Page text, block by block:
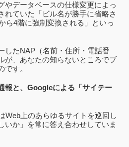
やデータベースの仕様変更によっ
れていた「ビル名が勝手に省略さ
ら4階に強制変換される」といっ
したNAP（名前・住所・電話番
が、あなたの知らないところでブ
です。
報と、Googleによる「サイテー
Web上のあらゆるサイトを巡回し
いか」を常に答え合わせしていま